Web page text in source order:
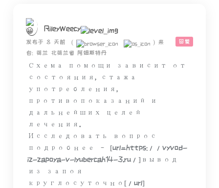
RileyWeecy
回复
发布于 8 天前 ( ) 来
自: 荷兰 北荷兰省 阿姆斯特丹
Схема помощи зависит от
состояния, стажа
употребления,
противопоказаний и
дальнейших целей
лечения.
Исследовать вопрос
подробнее – [url=https://vyvod-
iz-zapoya-v-lyubercah14-3.ru/]вывод
из запоя
круглосуточно[/url]